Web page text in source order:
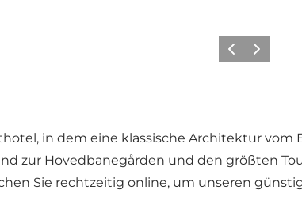
ZurückWeiter
in dem eine klassische Architektur
zur Hovedbanegården und den größten
Sie rechtzeitig online, um unseren